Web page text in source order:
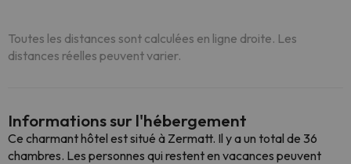
Toutes les distances sont calculées en ligne droite. Les
distances réelles peuvent varier.
Informations sur l'hébergement
Ce charmant hôtel est situé à Zermatt. Il y a un total de 36
chambres. Les personnes qui restent en vacances peuvent